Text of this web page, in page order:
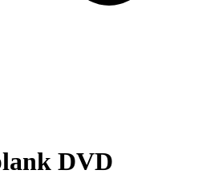
DVD